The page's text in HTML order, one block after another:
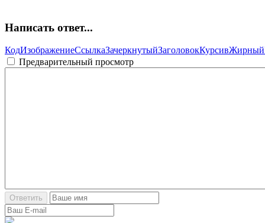
Написать ответ...
КодИзображениеСсылкаЗачеркнутыйЗаголовокКурсивЖирный
Предварительный просмотр